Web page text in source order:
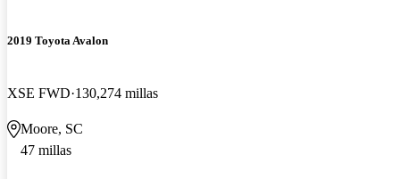
2019 Toyota Avalon
XSE FWD 130,274 millas
Moore, SC
47 millas